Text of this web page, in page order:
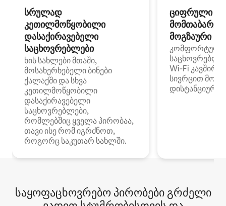
სრულად
კეთილმოწყობილი
დასაქირავებელი
საცხოვრებლები
ხის სახლები მთაში,
მოსახერხებელი ბინები
ქალაქში და სხვა
კეთილმოწყობილი
დასაქირავებელი
საცხოვრებლები,
რომლებშიც ყველა პირობაა,
თავი ისე რომ იგრძნოთ,
როგორც საკუთარ სახლში.
ციფრული
მოგზაური
კომფორტული
Wi‑Fi
სივრცით
დისტანციური
საყოფაცხოვრებო პირობები გრძელი